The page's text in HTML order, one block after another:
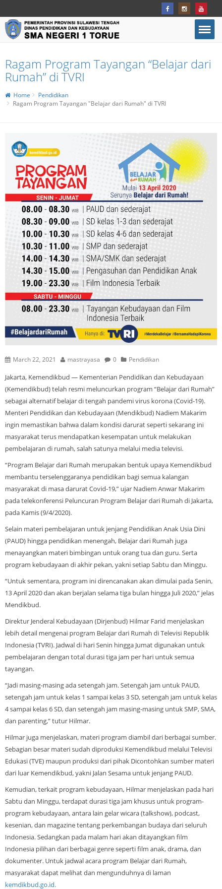
Ragam Program Tayangan “Belajar dari
Rumah” di TVRI
Home
Pendidikan
Ragam Program Tayangan "Belajar dari Rumah" di TVRI
March 22, 2021 mastrayasa 0 Pendidikan
Jakarta, Kemendikbud — Kementerian Pendidikan dan Kebudayaan
(Kemendikbud) telah resmi meluncurkan program “Belajar dari Rumah”
sebagai alternatif belajar di tengah pandemi virus korona (Covid-19).
Menteri Pendidikan dan Kebudayaan (Mendikbud) Nadiem Makarim
ingin memastikan bahwa dalam kondisi darurat seperti sekarang ini
masyarakat terus mendapatkan kesempatan untuk melakukan
pembelajaran di rumah, salah satunya melalui media televisi.
“Program Belajar dari Rumah merupakan bentuk upaya Kemendikbud
membantu terselenggaranya pendidikan bagi semua kalangan
masyarakat di masa darurat Covid-19,” ujar Nadiem Anwar Makarim
pada telekonferensi Peluncuran Program Belajar dari Rumah di Jakarta,
pada Kamis (9/4/2020).
Selain materi pembelajaran untuk jenjang Pendidikan Anak Usia Dini
(PAUD) hingga pendidikan menengah, Belajar dari Rumah juga
menayangkan materi bimbingan untuk orang tua dan guru. Serta
program kebudayaan di akhir pekan, yakni setiap Sabtu dan Minggu.
“Untuk sementara, program ini direncanakan akan dimulai pada Senin,
13 April 2020 dan akan berjalan selama tiga bulan hingga Juli 2020,” jelas
Mendikbud.
Direktur Jenderal Kebudayaan (Dirjenbud) Hilmar Farid menjelaskan
lebih detail mengenai program Belajar dari Rumah di Televisi Republik
Indonesia (TVRI). Jadwal di hari Senin hingga Jumat digunakan untuk
pembelajaran dengan total durasi tiga jam per hari untuk semua
tayangan.
“Jadi masing-masing ada setengah jam. Setengah jam untuk PAUD,
setengah jam untuk kelas 1 sampai kelas 3 SD, setengah jam untuk kelas
4 sampai kelas 6 SD, dan setengah jam masing-masing untuk SMP, SMA,
dan parenting,” tutur Hilmar.
Hilmar juga menjelaskan, materi program diambil dari berbagai sumber.
Sebagian besar materi sudah diproduksi Kemendikbud melalui Televisi
Edukasi (TVE) maupun produksi dari pihak Dicontohkan sumber materi
dari luar Kemendikbud, yakni Jalan Sesama untuk jenjang PAUD.
Kemudian, terkait program kebudayaan, Hilmar menjelaskan pada hari
Sabtu dan Minggu, terdapat durasi tiga jam khusus untuk program-
program kebudayaan, antara lain gelar wicara (talkshow), podcast,
kesenian, dan magazine tentang perkembangan budaya dari seluruh
Indonesia. Sedangkan pada malam hari akan ditayangkan film
Indonesia pilihan dari berbagai genre seperti film anak, drama, dan
dokumenter. Untuk jadwal acara program Belajar dari Rumah,
masyarakat dapat melihat dan mengunduhnya di laman
kemdikbud.go.id.